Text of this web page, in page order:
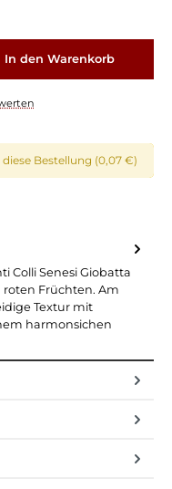
In den Warenkorb
Bestellung (0,07 €)
Colli Senesi Giobatta
roten Früchten. Am
Textur mit
harmonsichen